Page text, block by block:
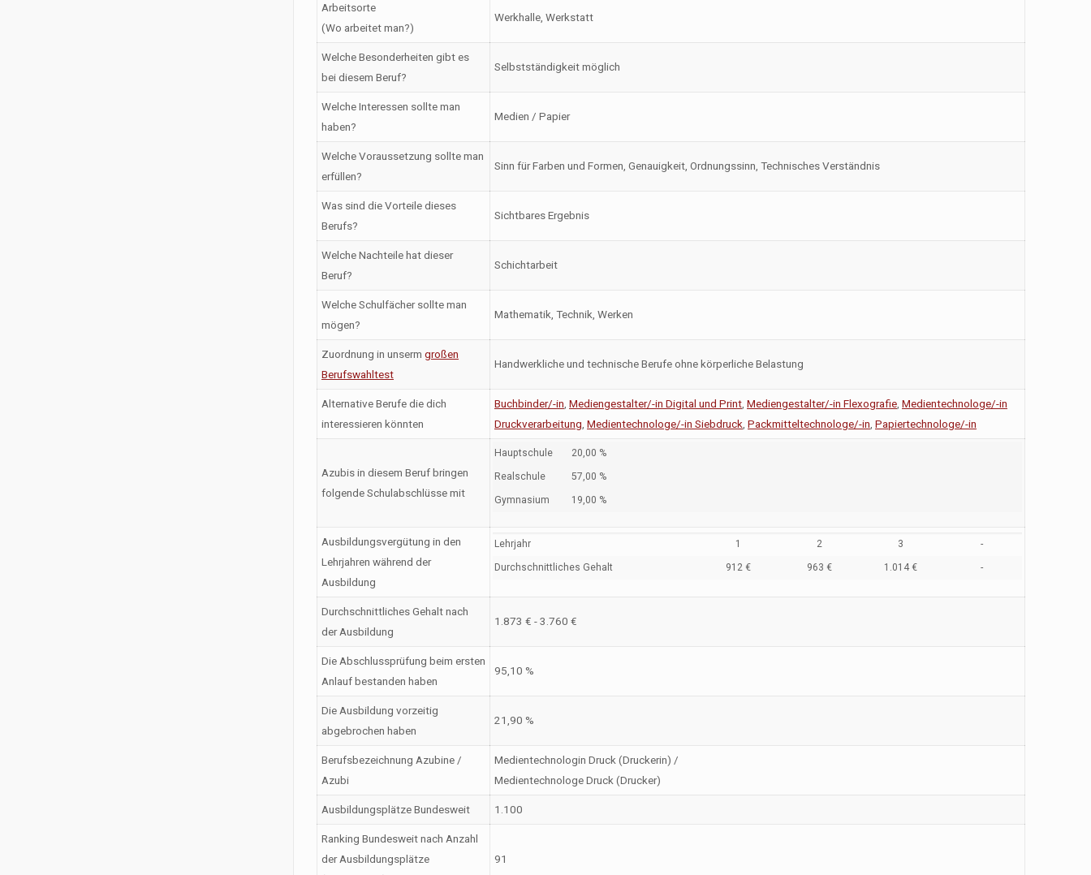
Arbeitsorte
(Wo arbeitet man?)
Werkhalle, Werkstatt
Welche Besonderheiten gibt es
bei diesem Beruf?
Selbstständigkeit möglich
Welche Interessen sollte man
haben?
Medien / Papier
Welche Voraussetzung sollte man
erfüllen?
Sinn für Farben und Formen, Genauigkeit, Ordnungssinn, Technisches Verständnis
Was sind die Vorteile dieses
Berufs?
Sichtbares Ergebnis
Welche Nachteile hat dieser
Beruf?
Schichtarbeit
Welche Schulfächer sollte man
mögen?
Mathematik, Technik, Werken
Zuordnung in unserm großen
Berufswahltest
Handwerkliche und technische Berufe ohne körperliche Belastung
Alternative Berufe die dich
interessieren könnten
Buchbinder/-in Mediengestalter/-in Digital und Print Mediengestalter/-in Flexografie Medientechnologe/-in
Druckverarbeitung Medientechnologe/-in Siebdruck Packmitteltechnologe/-in Papiertechnologe/-in
Azubis in diesem Beruf bringen
folgende Schulabschlüsse mit
Hauptschule 20,00 %
Realschule 57,00 %
Gymnasium 19,00 %
Ausbildungsvergütung in den
Lehrjahren während der
Ausbildung
Lehrjahr 1 2 3 -
Durchschnittliches Gehalt 912 € 963 € 1.014 € -
Durchschnittliches Gehalt nach
der Ausbildung
1.873 € - 3.760 €
Die Abschlussprüfung beim ersten
Anlauf bestanden haben
95,10 %
Die Ausbildung vorzeitig
abgebrochen haben
21,90 %
Berufsbezeichnung Azubine /
Azubi
Medientechnologin Druck (Druckerin) /
Medientechnologe Druck (Drucker)
Ausbildungsplätze Bundesweit 1.100
Ranking Bundesweit nach Anzahl
der Ausbildungsplätze
91